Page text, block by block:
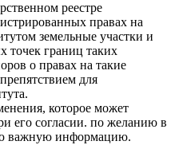
реестре
правах на
земельные участки и
точек границ таких
о правах на такие
для
которое может
его согласии. по желанию в
важную информацию.